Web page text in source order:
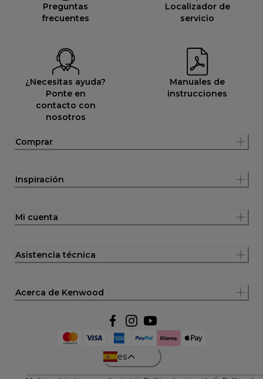
Preguntas
frecuentes
Localizador de
servicio
¿Necesitas ayuda?
Ponte en
contacto con
nosotros
Manuales de
instrucciones
Comprar
Inspiración
Mi cuenta
Asistencia técnica
Acerca de Kenwood
es